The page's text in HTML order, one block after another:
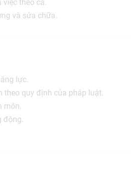
việc theo ca.
và sửa chữa.
lực.
quy định của pháp luật.
môn.
động.